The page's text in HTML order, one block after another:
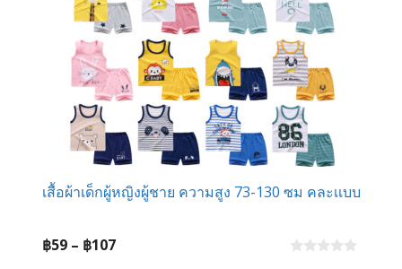
เสื้อผ้าเด็กผู้หญิงผู้ชาย ความสูง 73-130 ซม คละเเบบ
฿59 – ฿107Price